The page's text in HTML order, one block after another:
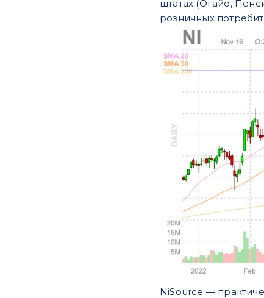
штатах (Огайо,
розничных
NiSource —